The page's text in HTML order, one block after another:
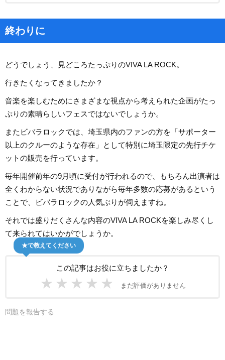
終わりに
どうでしょう、見どころたっぷりのVIVA LA ROCK。
行きたくなってきましたか？
音楽を楽しむためにさまざまな視点から考えられた企画がたっ
ぷりの素晴らしいフェスではないでしょうか。
またビバラロックでは、埼玉県内のファンの方を「サポーター
以上のクルーのような存在」として特別に埼玉限定の先行チケ
ットの販売を行っています。
毎年開催前年の9月頃に受付が行われるので、もちろん出演者は
全くわからない状況でありながら毎年多数の応募があるという
ことで、ビバラロックの人気ぶりが伺えますね。
それでは盛りだくさんな内容のVIVA LA ROCKを楽しみ尽くし
て来られてはいかがでしょうか。
この記事はお役に立ちましたか？
★ ★ ★ ★ ★ まだ評価がありません
★で教えてください
問題を報告する